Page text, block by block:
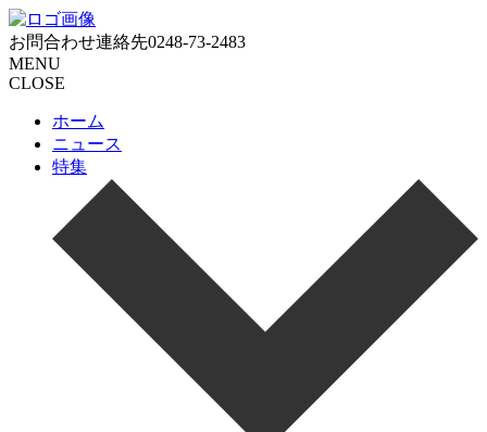
お問合わせ連絡先0248-73-2483
MENU
CLOSE
ホーム
ニュース
特集